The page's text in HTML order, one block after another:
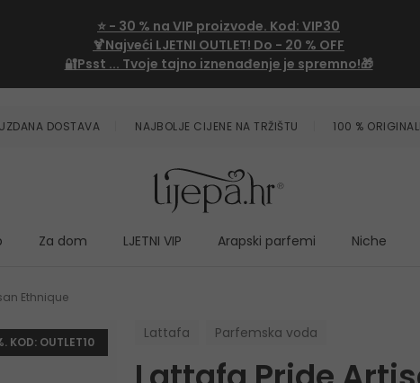
⭐ - 30 % na VIP proizvode. Kod: VIP30
🍹Najveći LJETNI OUTLET! Do - 20 % OFF
🔐Psst ... Tvoje tajno iznenađenje je spremno!🎁
DOSTAVA NAJBOLJE CIJENE NA TRŽIŠTU 100 %
Za dom LJETNI VIP Arapski parfemi Niche
Ethnique
KOD: OUTLET10
Lattafa Parfemska voda